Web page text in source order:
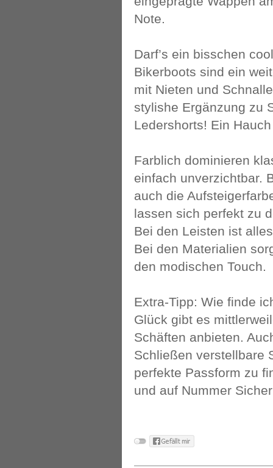
Note.
Darf’s ein bisschen
Bikerboots sind ein
mit Nieten und
stylishe Ergänzung zu
Ledershorts! Ein
Farblich dominieren
einfach unverzichtbar.
auch die
lassen sich perfekt zu
Bei den Leisten ist
Bei den Materialien
den modischen Touch.
Extra-Tipp: Wie finde
Glück gibt es
Schäften anbieten.
Schließen verstellbare
perfekte Passform zu
und auf Nummer